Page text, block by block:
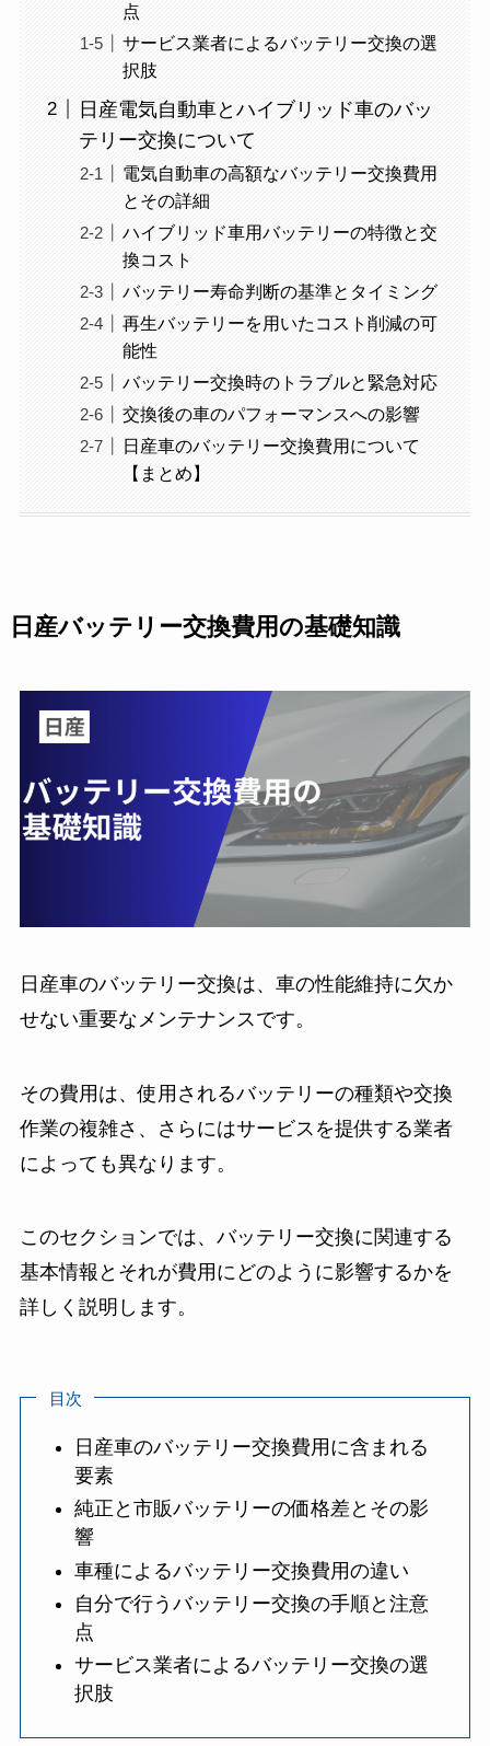
点
サービス業者によるバッテリー交換の選
択肢
日産電気自動車とハイブリッド車のバッ
テリー交換について
電気自動車の高額なバッテリー交換費用
とその詳細
ハイブリッド車用バッテリーの特徴と交
換コスト
バッテリー寿命判断の基準とタイミング
再生バッテリーを用いたコスト削減の可
能性
バッテリー交換時のトラブルと緊急対応
交換後の車のパフォーマンスへの影響
日産車のバッテリー交換費用について
【まとめ】
日産バッテリー交換費用の基礎知識
日産車のバッテリー交換は、車の性能維持に欠か
せない重要なメンテナンスです。
その費用は、使用されるバッテリーの種類や交換
作業の複雑さ、さらにはサービスを提供する業者
によっても異なります。
このセクションでは、バッテリー交換に関連する
基本情報とそれが費用にどのように影響するかを
詳しく説明します。
目次
日産車のバッテリー交換費用に含まれる
要素
純正と市販バッテリーの価格差とその影
響
車種によるバッテリー交換費用の違い
自分で行うバッテリー交換の手順と注意
点
サービス業者によるバッテリー交換の選
択肢